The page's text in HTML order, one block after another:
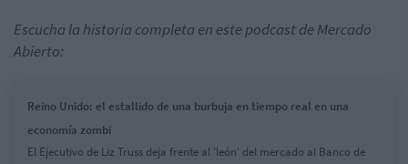
Escucha la historia completa en este podcast de Mercado
Abierto:
Reino Unido: el estallido de una burbuja en tiempo real en una
economía zombi
El Ejecutivo de Liz Truss deja frente al 'león' del mercado al Banco de